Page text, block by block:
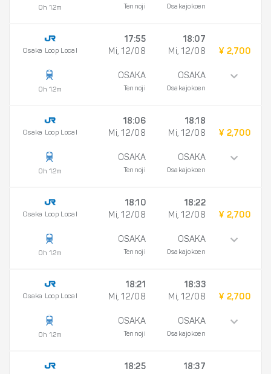
0h 12m Tennoji Osakajokoen
Osaka Loop Local
0h 12m
17:55
Mi, 12/08
OSAKA
Tennoji
18:07
Mi, 12/08
OSAKA
Osakajokoen
¥ 2,700
Osaka Loop Local
0h 12m
18:06
Mi, 12/08
OSAKA
Tennoji
18:18
Mi, 12/08
OSAKA
Osakajokoen
¥ 2,700
Osaka Loop Local
0h 12m
18:10
Mi, 12/08
OSAKA
Tennoji
18:22
Mi, 12/08
OSAKA
Osakajokoen
¥ 2,700
Osaka Loop Local
0h 12m
18:21
Mi, 12/08
OSAKA
Tennoji
18:33
Mi, 12/08
OSAKA
Osakajokoen
¥ 2,700
18:25
18:37